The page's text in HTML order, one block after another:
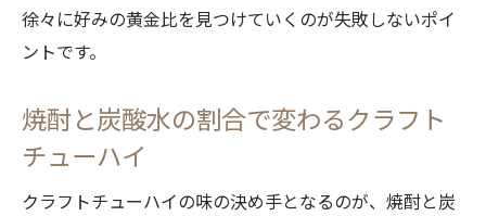
徐々に好みの黄金比を見つけていくのが失敗しないポイ
ントです。
焼酎と炭酸水の割合で変わるクラフト
チューハイ
クラフトチューハイの味の決め手となるのが、焼酎と炭